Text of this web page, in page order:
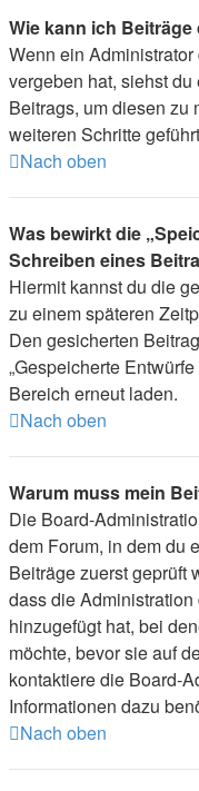
Wie kann ich
Wenn ein
vergeben hat, siehst
Beitrags, um diesen zu
weiteren Schritte
Nach oben
Was bewirkt die
Schreiben eines
Hiermit kannst du die
zu einem späteren
Den gesicherten
„Gespeicherte
Bereich erneut laden.
Nach oben
Warum muss mein
Die Board-
dem Forum, in dem du
Beiträge zuerst geprüft
dass die
hinzugefügt hat, bei
möchte, bevor sie auf
kontaktiere die Board-
Informationen dazu
Nach oben